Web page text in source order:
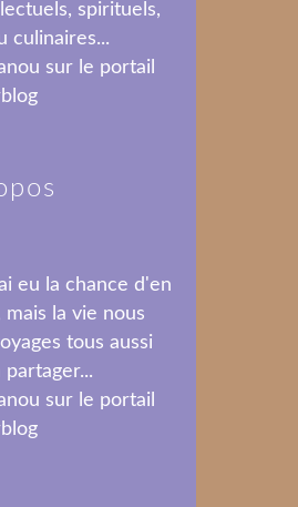
spirituels,
culinaires...
sur le portail
eu la chance d'en
la vie nous
tous aussi
partager...
sur le portail